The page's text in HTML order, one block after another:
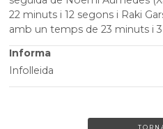
22 minuts i 12 segons i Raki
amb un temps de 23 minuts i
Informa
Infolleida